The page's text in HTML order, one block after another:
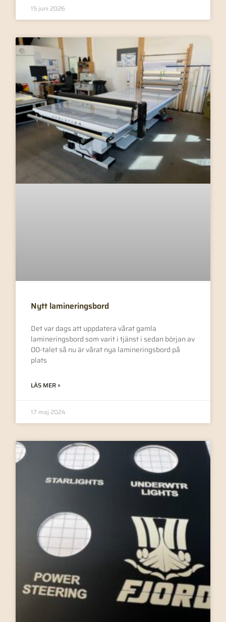
15 juni 2026
Nytt lamineringsbord
Det var dags att uppdatera vårat gamla
lamineringsbord som varit i tjänst i sedan början av
00-talet så nu är vårat nya lamineringsbord på
plats
LÄS MER »
17 maj 2024